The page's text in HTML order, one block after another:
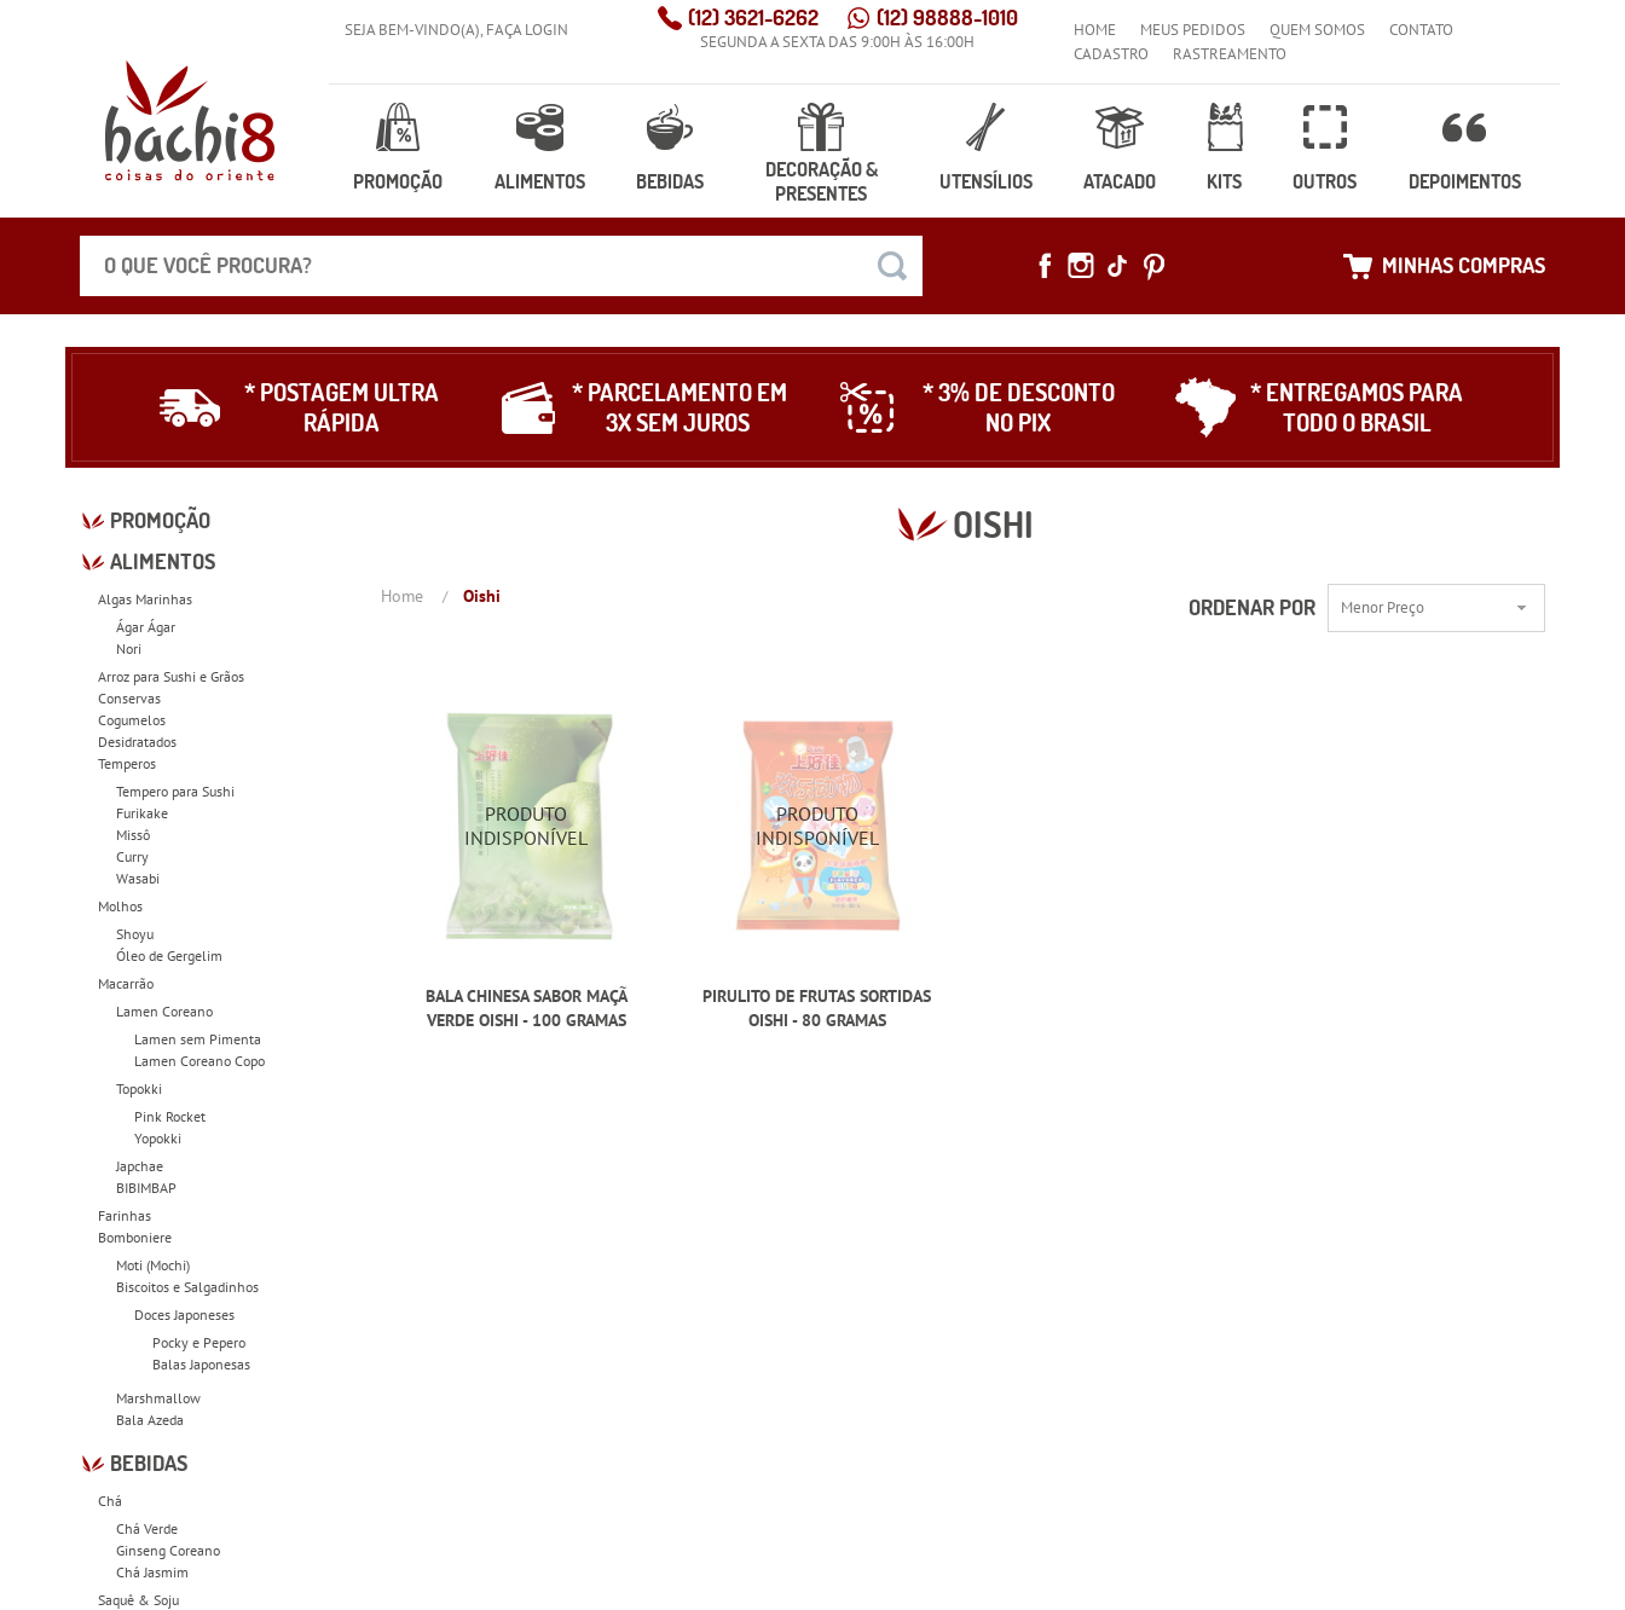
SEJA BEM-VINDO(A), FAÇA LOGIN (12)3621-6262 (12)98888-1010
SEGUNDA A SEXTA DAS 9:00H ÀS 16:00H
HOME MEUS PEDIDOS QUEM SOMOS
CONTATO
CADASTRO
RASTREAMENTO
PROMOÇÃO ALIMENTOS BEBIDAS
DECORAÇÃO &
PRESENTES
UTENSÍLIOS ATACADO KITS OUTROS DEPOIMENTOS
MINHAS COMPRAS
* POSTAGEM ULTRA
RÁPIDA
* PARCELAMENTO EM
3X SEM JUROS
* 3% DE DESCONTO
NO PIX
* ENTREGAMOS PARA
TODO O BRASIL
PROMOÇÃO
ALIMENTOS
Algas Marinhas
Ágar Ágar
Nori
Arroz para Sushi e Grãos
Conservas
Cogumelos
Desidratados
Temperos
Tempero para Sushi
Furikake
Missô
Curry
Wasabi
Molhos
Shoyu
Óleo de Gergelim
Macarrão
Lamen Coreano
Lamen sem Pimenta
Lamen Coreano Copo
Topokki
Pink Rocket
Yopokki
Japchae
BIBIMBAP
Farinhas
Bomboniere
Moti (Mochi)
Biscoitos e Salgadinhos
Doces Japoneses
Pocky e Pepero
Balas Japonesas
Marshmallow
Bala Azeda
BEBIDAS
Chá
Chá Verde
Ginseng Coreano
Chá Jasmim
Saquê & Soju
OISHI
Home Oishi ORDENAR POR Menor Preço
BALA CHINESA SABOR MAÇÃ
VERDE OISHI - 100 GRAMAS
PIRULITO DE FRUTAS SORTIDAS
OISHI - 80 GRAMAS